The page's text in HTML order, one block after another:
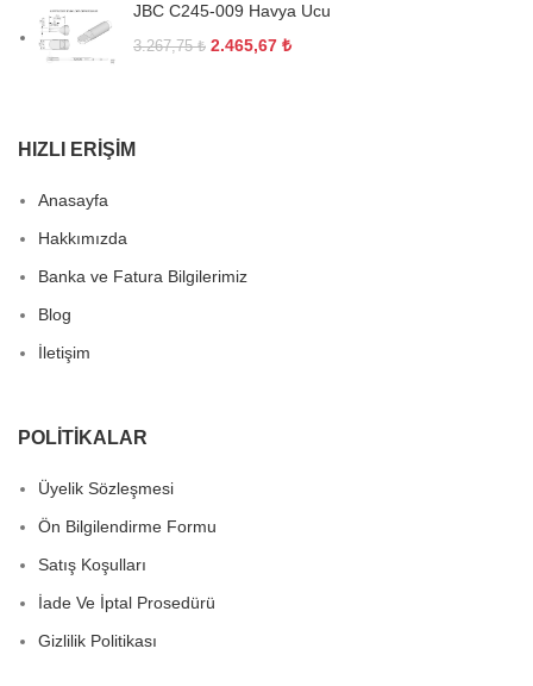
JBC C245-009 Havya Ucu
3.267,75₺ 2.465,67 ₺
HIZLI ERIŞIM
Anasayfa
Hakkımızda
Banka ve Fatura Bilgilerimiz
Blog
İletişim
POLITIKALAR
Üyelik Sözleşmesi
Ön Bilgilendirme Formu
Satış Koşulları
İade Ve İptal Prosedürü
Gizlilik Politikası